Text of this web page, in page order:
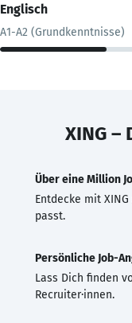
Englisch
A1-A2 (Grundkenntnisse)
XING –
Über eine Million
Entdecke mit
passt.
Persönliche Job-
Lass Dich finden
Recruiter·innen.